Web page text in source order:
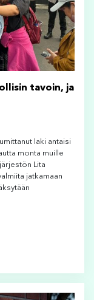
tavoin, ja
laki antaisi
monta muille
Lita
jatkamaan